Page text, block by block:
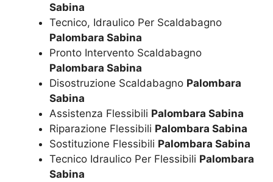
Sabina
Tecnico, Idraulico Per Scaldabagno
Palombara Sabina
Pronto Intervento Scaldabagno
Palombara Sabina
Disostruzione Scaldabagno Palombara
Sabina
Assistenza Flessibili Palombara Sabina
Riparazione Flessibili Palombara Sabina
Sostituzione Flessibili Palombara Sabina
Tecnico Idraulico Per Flessibili Palombara
Sabina